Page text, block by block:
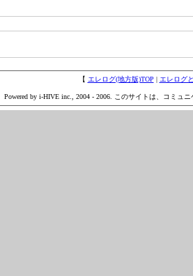
【 エレログ(地方版)TOP | エレログ
Powered by i-HIVE inc., 2004 - 2006. このサイトは、コミュ